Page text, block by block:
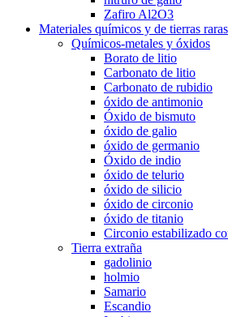
Zafiro Al2O3
Materiales químicos y de tierras raras
Químicos-metales y óxidos
Borato de litio
Carbonato de litio
Carbonato de rubidio
óxido de antimonio
Óxido de bismuto
óxido de galio
óxido de germanio
Óxido de indio
óxido de telurio
óxido de silicio
óxido de circonio
óxido de titanio
Circonio estabilizado
Tierra extraña
gadolinio
holmio
Samario
Escandio